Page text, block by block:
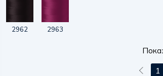
2962 2963
1